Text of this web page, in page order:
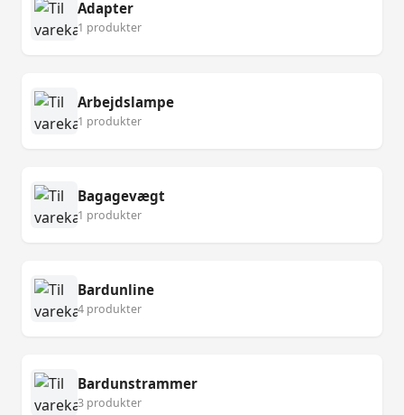
Adapter
1 produkter
Arbejdslampe
1 produkter
Bagagevægt
1 produkter
Bardunline
4 produkter
Bardunstrammer
3 produkter